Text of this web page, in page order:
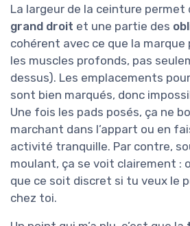
La largeur de la ceinture
grand droit et une partie des
cohérent avec ce que la
les muscles profonds, pas
dessus). Les emplacements
sont bien marqués, donc
Une fois les pads posés, ça ne
marchant dans l’appart ou en
activité tranquille. Par contre,
moulant, ça se voit clairement :
que ce soit discret si tu veux le
chez toi.